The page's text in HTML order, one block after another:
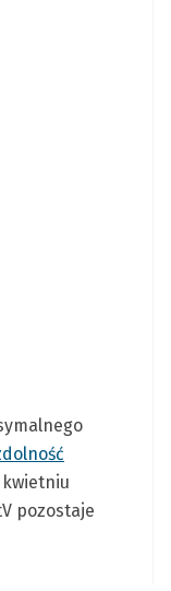
kwietniu
pozostaje